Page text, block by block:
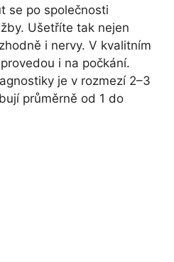
se po společnosti
Ušetříte tak nejen
i nervy. V kvalitním
i na počkání.
je v rozmezí 2–3
průměrně od 1 do